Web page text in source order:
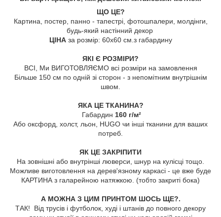
ЩО ЦЕ?
Картина, постер, панно - тапестрі, фотошпалери, молдінги,
будь-який настінний декор
ЦІНА за розмір: 60х60 см.з габардину
ЯКІ Є РОЗМІРИ?
ВСІ, Ми ВИГОТОВЛЯЄМО всі розміри на замовлення
Більше 150 см по одній зі сторон - з непомітним внутрішнім
швом.
ЯКА ЦЕ ТКАНИНА?
Габардин 160 г/м²
Або оксфорд, холст, льон, HUGO чи інші тканини для ваших
потреб.
ЯК ЦЕ ЗАКРІПИТИ
На зовнішні або внутрінші люверси, шнур на кулісці тощо.
Можливе виготовлення на дерев'язному каркасі - це вже буде
КАРТИНА з галарейною натяжкою. (тобто закриті бока)
А МОЖНА З ЦИМ ПРИНТОМ ШОСЬ ЩЕ?.
ТАК! Від трусів і футболок, худі і штанів до повного декору